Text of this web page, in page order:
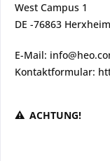
West Campus 1
DE -76863 Herxheim
E-Mail:
Kontaktformular:
ACHTUNG!